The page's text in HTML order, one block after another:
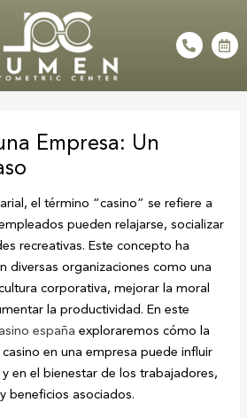
P
h
e
C
a
n
Empresa: Un
el término “casino” se refiere a
pueden relajarse, socializar
recreativas. Este concepto ha
diversas organizaciones como una
corporativa, mejorar la moral
la productividad. En este
españa exploraremos cómo la
en una empresa puede influir
en el bienestar de los trabajadores,
beneficios asociados.